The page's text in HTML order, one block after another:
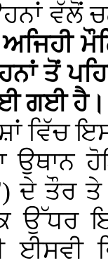
ਵੱਲੋਂ
ਤੋਂ
ਗਈ
ਵਿੱਚ
ਉਥਾਨ
) ਦੇ ਤੌਰ
ਉੱਧਰ
ਈਸਵੀ